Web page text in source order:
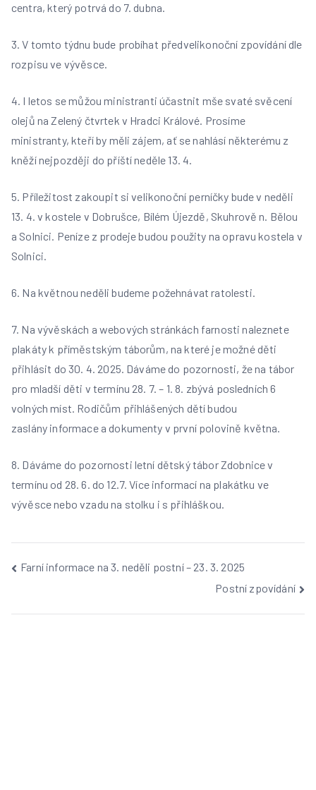
centra, který potrvá do 7. dubna.
3. V tomto týdnu bude probíhat předvelikonoční zpovídání dle
rozpisu ve vývěsce.
4. I letos se můžou ministranti účastnit mše svaté svěcení
olejů na Zelený čtvrtek v Hradci Králové. Prosíme
ministranty, kteří by měli zájem, ať se nahlásí některému z
kněží nejpozději do příštíneděle 13. 4.
5. Příležitost zakoupit si velikonoční perníčky bude v neděli
13. 4. v kostele v Dobrušce, Bílém Újezdě, Skuhrově n. Bělou
a Solnici. Peníze z prodeje budou použity na opravu kostela v
Solnici.
6. Na květnou neděli budeme požehnávat ratolesti.
7. Na vývěskách a webových stránkách farnosti naleznete
plakáty k příměstským táborům, nakteré je možné děti
přihlásit do 30. 4. 2025. Dáváme do pozornosti, že na tábor
pro mladší děti v termínu 28. 7. – 1. 8. zbývá posledních 6
volných míst. Rodičům přihlášených dětí budou
zaslány informace a dokumenty v první polovině května.
8. Dáváme do pozornosti letní dětský tábor Zdobnice v
termínu od 28. 6. do 12.7. Více informací na plakátku ve
vývěsce nebo vzadu na stolku i s přihláškou.
Navigace
Farní informace na 3. neděli postní – 23. 3. 2025
Postní zpovídání